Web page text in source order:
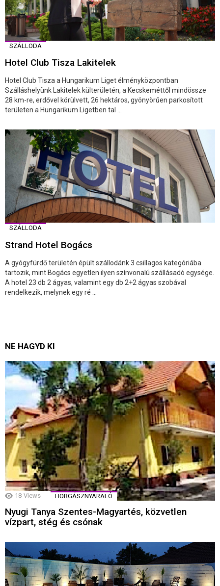
SZÁLLODA
Hotel Club Tisza Lakitelek
Hotel Club Tisza a Hungarikum Liget élményközpontban
Szálláshelyünk Lakitelek külterületén, a Kecskeméttől mindössze
28 km-re, erdővel körülvett, 26 hektáros, gyönyörűen parkosított
területen a Hungarikum Ligetben tal ...
SZÁLLODA
Strand Hotel Bogács
A gyógyfürdő területén épült szállodánk 3 csillagos kategóriába
tartozik, mint Bogács egyetlen ilyen színvonalú szállásadó egysége.
A hotel 23 db 2 ágyas, valamint egy db 2+2 ágyas szobával
rendelkezik, melynek egy ré ...
NE HAGYD KI
18 Views HORGÁSZNYARALÓ
Nyugi Tanya Szentes-Magyartés, közvetlen
vízpart, stég és csónak